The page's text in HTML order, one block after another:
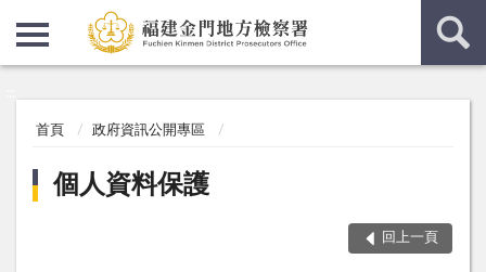
首頁 政府資訊公開專區
個人資料保護
回上一頁